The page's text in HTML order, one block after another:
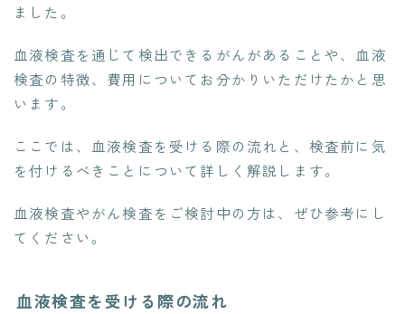
ました。
血液検査を通じて検出できるがんがあることや、血液
検査の特徴、費用についてお分かりいただけたかと思
います。
ここでは、血液検査を受ける際の流れと、検査前に気
を付けるべきことについて詳しく解説します。
血液検査やがん検査をご検討中の方は、ぜひ参考にし
てください。
血液検査を受ける際の流れ